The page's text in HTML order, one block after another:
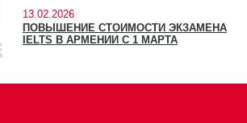
13.02.2026
ПОВЫШЕНИЕ СТОИМОСТИ ЭКЗАМЕНА
IELTS В АРМЕНИИ С 1 МАРТА